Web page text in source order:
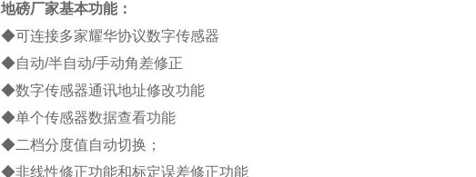
地磅厂家基本功能：
◆可连接多家耀华协议数字传感器
◆自动/半自动/手动角差修正
◆数字传感器通讯地址修改功能
◆单个传感器数据查看功能
◆二档分度值自动切换；
◆非线性修正功能和标定误差修正功能